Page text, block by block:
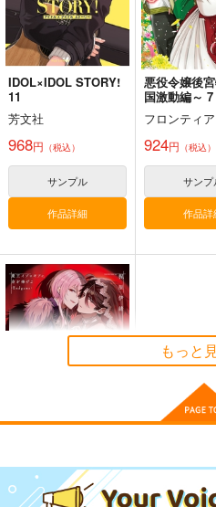
作品詳細
IDOL×IDOL STORY!
11
芳文社
968円 （税込）
サンプル
作品詳細
悪役令嬢後
国激動編～ 7
フロンティ
924円 （税込）
サンプ
作品詳
捧げよ−Endgame−
彗星社
もっと